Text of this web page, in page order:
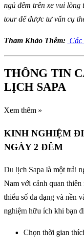
ngủ đêm trên xe vui
tour để được tư vấn cụ
Tham Khảo Thêm: Các
THÔNG TIN
LỊCH SAPA
Xem thêm »
KINH NGHIỆM ĐI
NGÀY 2 ĐÊM
Du lịch Sapa là một trải
Nam với cảnh quan thiên
thiểu số đa dạng và nền
nghiệm hữu ích khi bạn
Chọn thời gian